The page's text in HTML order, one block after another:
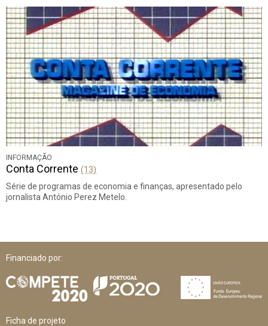
INFORMAÇÃO
Conta Corrente (13)
Série de programas de economia e finanças, apresentado pelo
jornalista António Perez Metelo.
Financiado por:
Ficha de projeto